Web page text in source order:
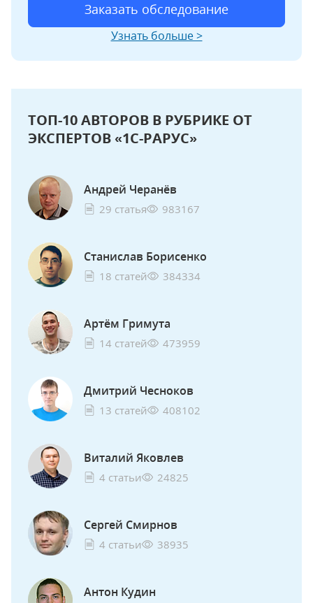
Заказать обследование
Узнать больше >
ТОП-10 АВТОРОВ В РУБРИКЕ ОТ
ЭКСПЕРТОВ «1С-РАРУС»
Андрей Черанёв
29 статья 983167
Станислав Борисенко
18 статей 384334
Артём Гримута
14 статей 473959
Дмитрий Чесноков
13 статей 408102
Виталий Яковлев
4 статьи 24825
Сергей Смирнов
4 статьи 38935
Антон Кудин